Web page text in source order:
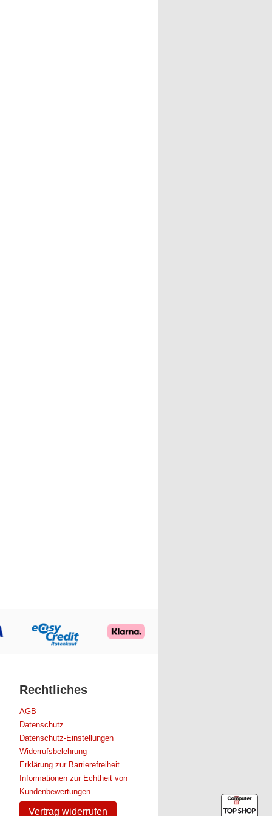
Rechtliches
AGB
Datenschutz
Datenschutz-Einstellungen
Widerrufsbelehrung
Erklärung zur Barrierefreiheit
Informationen zur Echtheit von
Kundenbewertungen
Vertrag widerrufen